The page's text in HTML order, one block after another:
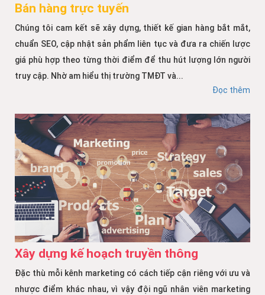
Bán hàng trực tuyến
Chúng tôi cam kết sẽ xây dựng, thiết kế gian hàng bắt mắt,
chuẩn SEO, cập nhật sản phẩm liên tục và đưa ra chiến lược
giá phù hợp theo từng thời điểm để thu hút lượng lớn người
truy cập. Nhờ am hiểu thị trường TMĐT và...
Đọc thêm
Xây dựng kế hoạch truyền thông
Đặc thù mỗi kênh marketing có cách tiếp cận riêng với ưu và
nhược điểm khác nhau, vì vậy đội ngũ nhân viên marketing